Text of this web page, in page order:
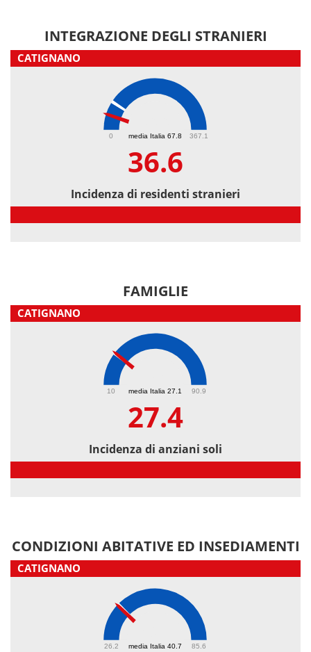
INTEGRAZIONE DEGLI STRANIERI
CATIGNANO
media Italia 67.8
0 367.1
36.6
Incidenza di residenti stranieri
FAMIGLIE
CATIGNANO
media Italia 27.1
10 90.9
27.4
Incidenza di anziani soli
CONDIZIONI ABITATIVE ED INSEDIAMENTI
CATIGNANO
media Italia 40.7
26.2 85.6